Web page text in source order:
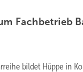
Fachbetrieb
bildet Hüppe in